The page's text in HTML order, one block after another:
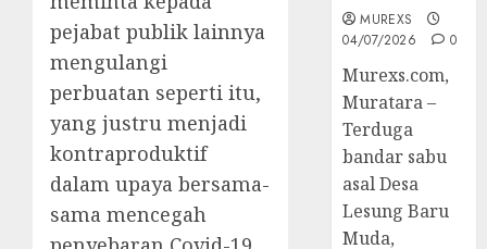
pejabat publik lainnya
mengulangi
perbuatan seperti itu,
yang justru menjadi
kontraproduktif
dalam upaya bersama-
sama mencegah
MUREXS
04/07/2026
0
Murexs.com,
Muratara –
Terduga
bandar sabu
asal Desa
Lesung Baru
Muda,